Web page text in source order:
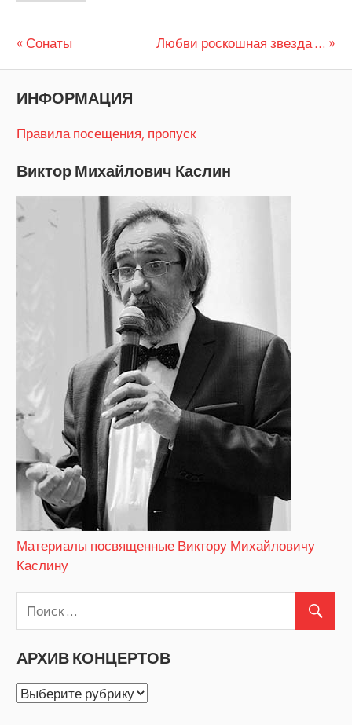
Навигация
по
записям
Предыдущая
Сонаты
Следующая
Любви роскошная звезда …
ИНФОРМАЦИЯ
Правила посещения, пропуск
Виктор Михайлович Каслин
Материалы посвященные Виктору Михайловичу
Каслину
АРХИВ КОНЦЕРТОВ
АРХИВ